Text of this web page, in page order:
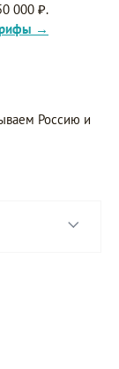
000 ₽.
→
Россию и